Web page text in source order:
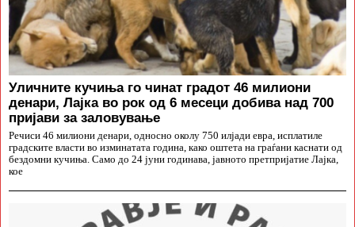
Уличните кучиња го чинат градот 46 милиони
денари, Лајка во рок од 6 месеци добива над 700
пријави за заловување
Речиси 46 милиони денари, односно околу 750 илјади евра, исплатиле
градските власти во изминатата година, како оштета на граѓани каснати од
бездомни кучиња. Само до 24 јуни годинава, јавното претпријатие Лајка,
кое